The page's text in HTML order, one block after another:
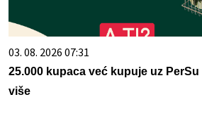
03. 08. 2026 07:31
25.000 kupaca već kupuje uz
više